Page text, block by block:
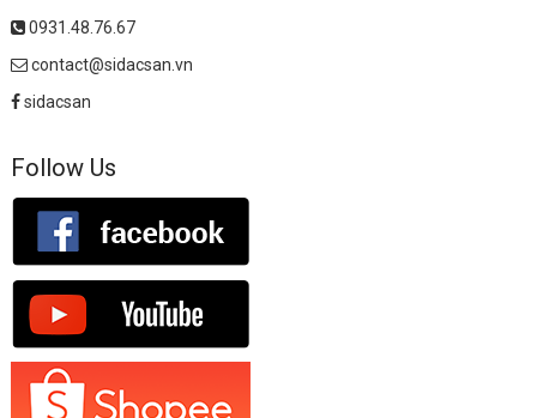
0931.48.76.67
contact@sidacsan.vn
sidacsan
Follow Us